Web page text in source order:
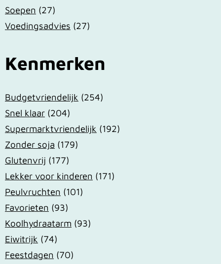
Soepen (27)
Voedingsadvies (27)
Kenmerken
Budgetvriendelijk (254)
Snel klaar (204)
Supermarktvriendelijk (192)
Zonder soja (179)
Glutenvrij (177)
Lekker voor kinderen (171)
Peulvruchten (101)
Favorieten (93)
Koolhydraatarm (93)
Eiwitrijk (74)
Feestdagen (70)